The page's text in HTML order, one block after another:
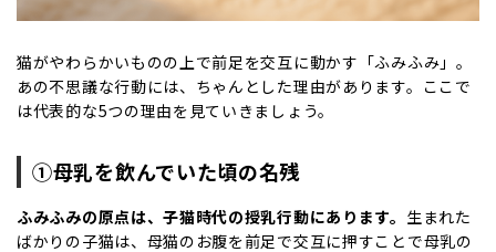
猫がやわらかいものの上で前足を交互に動かす「ふみふみ」。
あの不思議な行動には、ちゃんとした理由があります。ここで
は代表的な5つの理由を見ていきましょう。
①母乳を飲んでいた頃の名残
ふみふみの原点は、子猫時代の授乳行動にあります。 生まれた
ばかりの子猫は、母猫のお腹を前足で交互に押すことで母乳の